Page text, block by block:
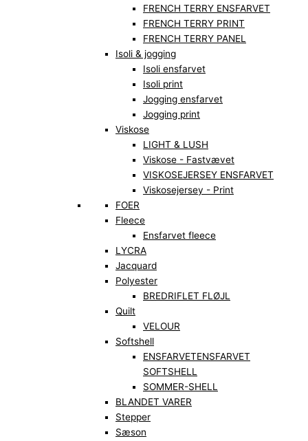
FRENCH TERRY ENSFARVET
FRENCH TERRY PRINT
FRENCH TERRY PANEL
Isoli & jogging
Isoli ensfarvet
Isoli print
Jogging ensfarvet
Jogging print
Viskose
LIGHT & LUSH
Viskose - Fastvævet
VISKOSEJERSEY ENSFARVET
Viskosejersey - Print
FOER
Fleece
Ensfarvet fleece
LYCRA
Jacquard
Polyester
BREDRIFLET FLØJL
Quilt
VELOUR
Softshell
ENSFARVETENSFARVET
SOFTSHELL
SOMMER-SHELL
BLANDET VARER
Stepper
Sæson